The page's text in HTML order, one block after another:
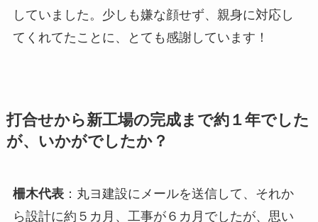
していました。少しも嫌な顔せず、親身に対応し
てくれてたことに、とても感謝しています！
打合せから新工場の完成まで約１年でした
が、いかがでしたか？
柵木代表：丸ヨ建設にメールを送信して、それか
ら設計に約５カ月、工事が６カ月でしたが、思い